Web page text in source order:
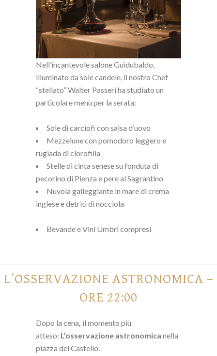
Nell’incantevole salone Guidubaldo,
illuminato da sole candele, il nostro Chef
“stellato” Walter Passeri ha studiato un
particolare menù per la serata:
Sole di carciofi con salsa d’uovo
Mezzelune con pomodoro leggero e
rugiada di clorofilla
Stelle di cinta senese su fonduta di
pecorino di Pienza e pere al Sagrantino
Nuvola galleggiante in mare di crema
inglese e detriti di nocciola
Bevande e Vini Umbri compresi
L’OSSERVAZIONE ASTRONOMICA –
ORE 22:00
Dopo la cena, il momento più
atteso: L’osservazione astronomica nella
piazza del Castello.